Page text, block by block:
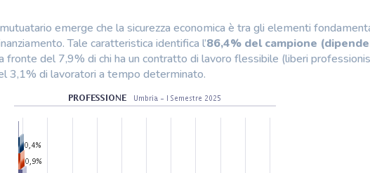
emerge che la sicurezza economica è tra gli elementi
Tale caratteristica identifica l’86,4% del campione
fronte del 7,9% di chi ha un contratto di lavoro flessibile (liberi
3,1% di lavoratori a tempo determinato.